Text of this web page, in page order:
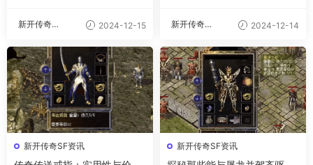
新开传奇私
2024-12-15
新开传奇私
2024-12-14
新开传奇SF资讯 新开传奇SF资讯